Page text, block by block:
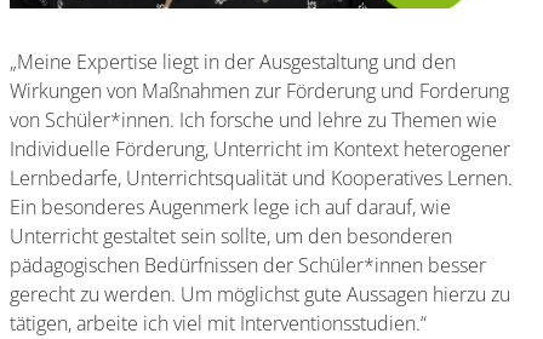
„Meine Expertise liegt in der Ausgestaltung und den
Wirkungen von Maßnahmen zur Förderung und Forderung
von Schüler*innen. Ich forsche und lehre zu Themen wie
Individuelle Förderung, Unterricht im Kontext heterogener
Lernbedarfe, Unterrichtsqualität und Kooperatives Lernen.
Ein besonderes Augenmerk lege ich auf darauf, wie
Unterricht gestaltet sein sollte, um den besonderen
pädagogischen Bedürfnissen der Schüler*innen besser
gerecht zu werden. Um möglichst gute Aussagen hierzu zu
tätigen, arbeite ich viel mit Interventionsstudien.“